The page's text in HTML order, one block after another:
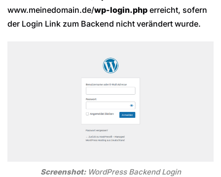
www.meinedomain.de/wp-login.php erreicht, sofern
der Login Link zum Backend nicht verändert wurde.
Screenshot:WordPress Backend Login